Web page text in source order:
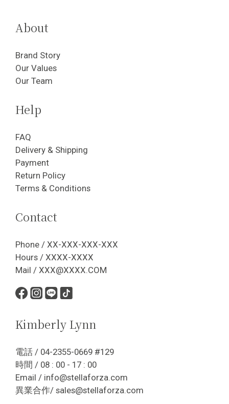
About
Brand Story
Our Values
Our Team
Help
FAQ
Delivery & Shipping
Payment
Return Policy
Terms & Conditions
Contact
Phone / XX-XXX-XXX-XXX
Hours / XXXX-XXXX
Mail / XXX@XXXX.COM
Kimberly Lynn
電話 / 04-2355-0669 #129
時間 / 08 : 00 - 17 : 00
Email / info@stellaforza.com
異業合作/ sales@stellaforza.com